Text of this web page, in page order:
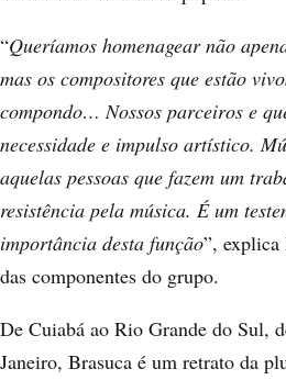
“Queríamos homenagear não
mas os compositores que estão
compondo… Nossos parceiros e
necessidade e impulso artístico.
aquelas pessoas que fazem um
resistência pela música. É um
importância desta função”,
das componentes do grupo.
De Cuiabá ao Rio Grande do Sul,
Janeiro, Brasuca é um retrato da